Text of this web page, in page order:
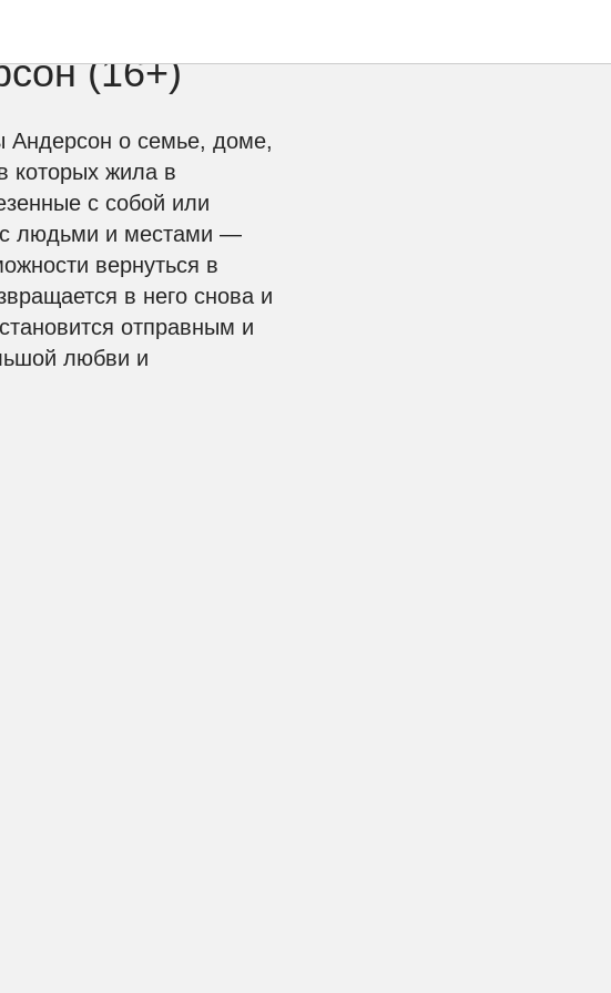
Фонтанки,
(16+)
Андерсон о семье, доме,
которых жила в
с собой или
людьми и местами —
вернуться в
в него снова и
отправным и
любви и